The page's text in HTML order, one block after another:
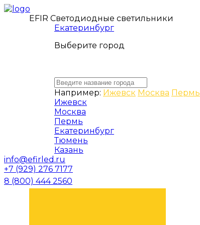
EFIR Светодиодные светильники
Екатеринбург
Выберите город
Например: Ижевск Москва Пермь
Ижевск
Москва
Пермь
Екатеринбург
Тюмень
Казань
info@efirled.ru
+7 (929) 276 7177
8 (800) 444 2560